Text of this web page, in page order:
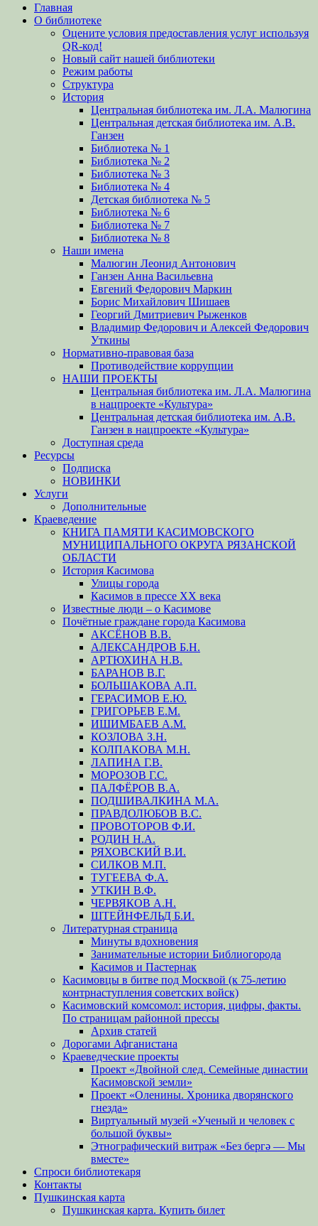
вверх
Главная
О библиотеке
Оцените условия предоставления услуг используя
QR-код!
Новый сайт нашей библиотеки
Режим работы
Структура
История
Центральная библиотека им. Л.А. Малюгина
Центральная детская библиотека им. А.В.
Ганзен
Библиотека № 1
Библиотека № 2
Библиотека № 3
Библиотека № 4
Детская библиотека № 5
Библиотека № 6
Библиотека № 7
Библиотека № 8
Наши имена
Малюгин Леонид Антонович
Ганзен Анна Васильевна
Евгений Федорович Маркин
Борис Михайлович Шишаев
Георгий Дмитриевич Рыженков
Владимир Федорович и Алексей Федорович
Уткины
Нормативно-правовая база
Противодействие коррупции
НАШИ ПРОЕКТЫ
Центральная библиотека им. Л.А. Малюгина
в нацпроекте «Культура»
Центральная детская библиотека им. А.В.
Ганзен в нацпроекте «Культура»
Доступная среда
Ресурсы
Подписка
НОВИНКИ
Услуги
Дополнительные
Краеведение
КНИГА ПАМЯТИ КАСИМОВСКОГО
МУНИЦИПАЛЬНОГО ОКРУГА РЯЗАНСКОЙ
ОБЛАСТИ
История Касимова
Улицы города
Касимов в прессе XX века
Известные люди – о Касимове
Почётные граждане города Касимова
АКСЁНОВ В.В.
АЛЕКСАНДРОВ Б.Н.
АРТЮХИНА Н.В.
БАРАНОВ В.Г.
БОЛЬШАКОВА А.П.
ГЕРАСИМОВ Е.Ю.
ГРИГОРЬЕВ Е.М.
ИШИМБАЕВ А.М.
КОЗЛОВА З.Н.
КОЛПАКОВА М.Н.
ЛАПИНА Г.В.
МОРОЗОВ Г.С.
ПАЛФЁРОВ В.А.
ПОДШИВАЛКИНА М.А.
ПРАВДОЛЮБОВ В.С.
ПРОВОТОРОВ Ф.И.
РОДИН Н.А.
РЯХОВСКИЙ В.И.
СИЛКОВ М.П.
ТУГЕЕВА Ф.А.
УТКИН В.Ф.
ЧЕРВЯКОВ А.Н.
ШТЕЙНФЕЛЬД Б.И.
Литературная страница
Минуты вдохновения
Занимательные истории Библиогорода
Касимов и Пастернак
Касимовцы в битве под Москвой (к 75-летию
контрнаступления советских войск)
Касимовский комсомол: история, цифры, факты.
По страницам районной прессы
Архив статей
Дорогами Афганистана
Краеведческие проекты
Проект «Двойной след. Семейные династии
Касимовской земли»
Проект «Оленины. Хроника дворянского
гнезда»
Виртуальный музей «Ученый и человек с
большой буквы»
Этнографический витраж «Без бергə — Мы
вместе»
Спроси библиотекаря
Контакты
Пушкинская карта
Пушкинская карта. Купить билет